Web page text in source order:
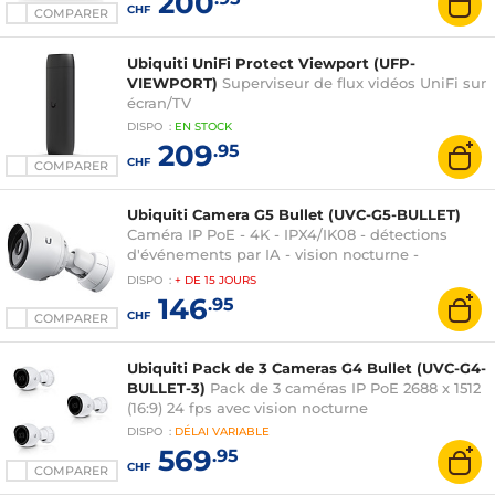
COMPARER CHF
COMPARER
Ubiquiti UniFi Protect Viewport (UFP-
VIEWPORT) Superviseur de flux vidéos UniFi sur
écran/TV
DISPO : EN STOCK
CHF209.95
COMPARER
Ubiquiti Camera G5 Bullet (UVC-G5-BULLET)
Caméra IP PoE - 4K - IPX4/IK08 - détections
d'événements par IA - vision nocturne -
microphone intégré
DISPO : + DE 15 JOURS
CHF146.95
COMPARER
Ubiquiti Pack de 3 Cameras G4 Bullet (UVC-G4-
BULLET-3) Pack de 3 caméras IP PoE 2688 x 1512
(16:9) 24 fps avec vision nocturne
DISPO : DÉLAI VARIABLE
CHF569.95